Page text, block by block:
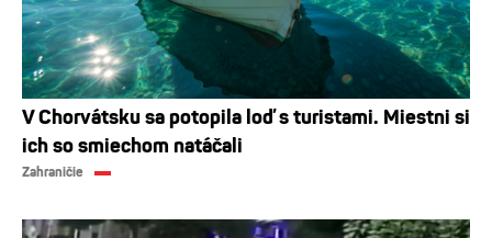
V Chorvátsku sa potopila loď s turistami. Miestni si
ich so smiechom natáčali
Zahraničie